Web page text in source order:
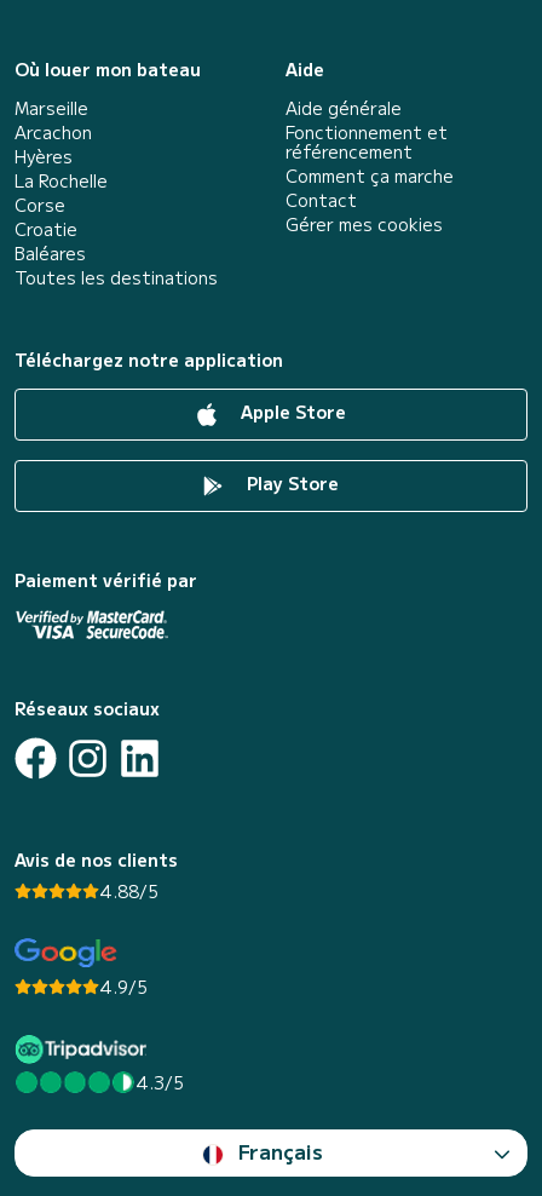
Où louer mon bateau
Marseille
Arcachon
Hyères
La Rochelle
Corse
Croatie
Baléares
Toutes les destinations
Aide
Aide générale
Fonctionnement et
référencement
Comment ça marche
Contact
Gérer mes cookies
Téléchargez notre application
Apple Store
Play Store
Paiement vérifié par
Réseaux sociaux
Avis de nos clients
4.88/5
4.9/5
4.3/5
Français